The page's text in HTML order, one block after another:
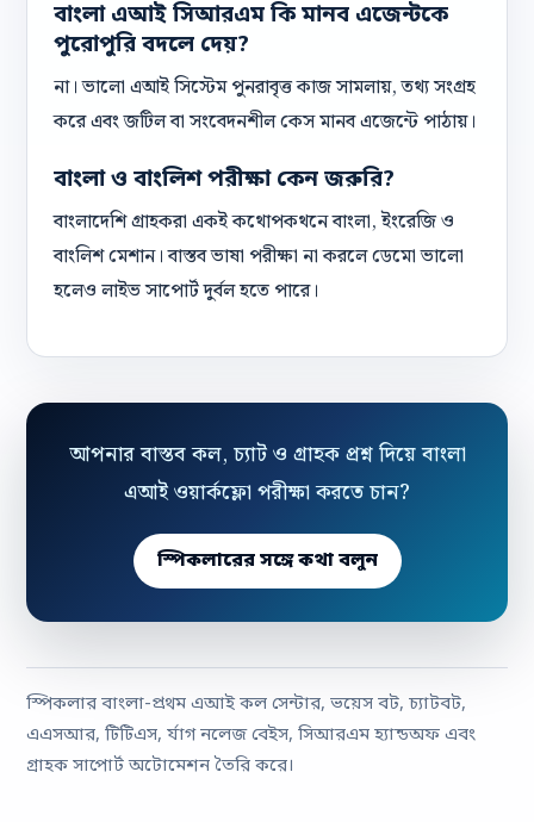
বাংলা এআই সিআরএম কি মানব এজেন্টকে
পুরোপুরি বদলে দেয়?
না। ভালো এআই সিস্টেম পুনরাবৃত্ত কাজ সামলায়, তথ্য সংগ্রহ
করে এবং জটিল বা সংবেদনশীল কেস মানব এজেন্টে পাঠায়।
বাংলা ও বাংলিশ পরীক্ষা কেন জরুরি?
বাংলাদেশি গ্রাহকরা একই কথোপকথনে বাংলা, ইংরেজি ও
বাংলিশ মেশান। বাস্তব ভাষা পরীক্ষা না করলে ডেমো ভালো
হলেও লাইভ সাপোর্ট দুর্বল হতে পারে।
আপনার বাস্তব কল, চ্যাট ও গ্রাহক প্রশ্ন দিয়ে বাংলা
এআই ওয়ার্কফ্লো পরীক্ষা করতে চান?
স্পিকলারের সঙ্গে কথা বলুন
স্পিকলার বাংলা-প্রথম এআই কল সেন্টার, ভয়েস বট, চ্যাটবট,
এএসআর, টিটিএস, র্যাগ নলেজ বেইস, সিআরএম হ্যান্ডঅফ এবং
গ্রাহক সাপোর্ট অটোমেশন তৈরি করে।